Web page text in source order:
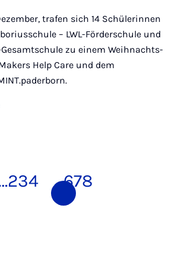
trafen sich 14 Schülerinnen
– LWL-Förderschule und
zu einem Weihnachts-
Help Care und dem
234 5 678